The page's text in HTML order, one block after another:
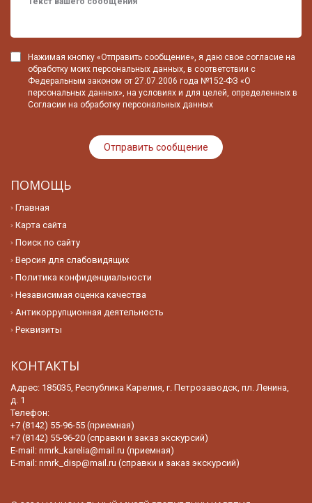
Нажимая кнопку «Отправить сообщение», я даю свое согласие на
обработку моих персональных данных, в соответствии с
Федеральным законом от 27.07.2006 года №152-ФЗ «О
персональных данных», на условиях и для целей, определенных в
Согласии на обработку персональных данных
ПОМОЩЬ
Главная
Карта сайта
Поиск по сайту
Версия для слабовидящих
Политика конфиденциальности
Независимая оценка качества
Антикоррупционная деятельность
Реквизиты
КОНТАКТЫ
Адрес: 185035, Республика Карелия, г. Петрозаводск, пл. Ленина,
д. 1
Телефон:
+7 (8142) 55-96-55 (приемная)
+7 (8142) 55-96-20 (справки и заказ экскурсий)
E-mail: nmrk_karelia@mail.ru (приемная)
E-mail: nmrk_disp@mail.ru (справки и заказ экскурсий)